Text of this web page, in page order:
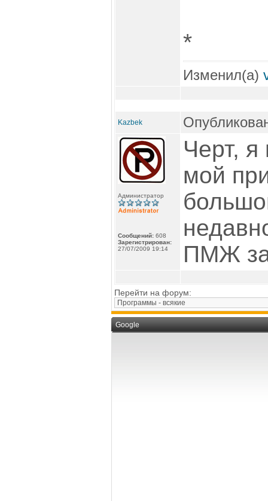
*
Изменил(а)
Kazbek
Администратор
Сообщений: 608
Зарегистрирован:
27/07/2009 19:14
Черт, я
мой
ПМЖ
Перейти на форум:
Google